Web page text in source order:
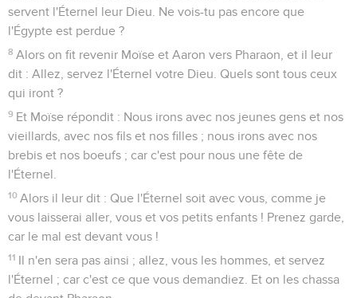
servent l'Éternel leur Dieu. Ne vois-tu pas encore que
l'Égypte est perdue ?
8 Alors on fit revenir Moïse et Aaron vers Pharaon, et il leur
dit : Allez, servez l'Éternel votre Dieu. Quels sont tous ceux
qui iront ?
9 Et Moïse répondit : Nous irons avec nos jeunes gens et nos
vieillards, avec nos fils et nos filles ; nous irons avec nos
brebis et nos boeufs ; car c'est pour nous une fête de
l'Éternel.
10 Alors il leur dit : Que l'Éternel soit avec vous, comme je
vous laisserai aller, vous et vos petits enfants ! Prenez garde,
car le mal est devant vous !
11 Il n'en sera pas ainsi ; allez, vous les hommes, et servez
l'Éternel ; car c'est ce que vous demandiez. Et on les chassa